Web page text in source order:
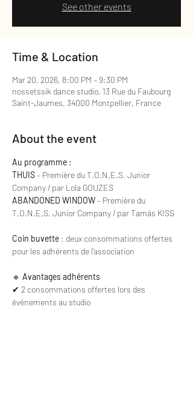
See other events
Time & Location
Mar 20, 2026, 8:00 PM – 9:30 PM
nossetssik dance studio, 13 Rue du Faubourg
Saint-Jaumes, 34000 Montpellier, France
About the event
Au programme :
THUIS – Première du T.O.N.E.S. Junior
Company / par Lola GOUZES
ABANDONED WINDOW – Première du
T.O.N.E.S. Junior Company / par Tamás KISS
Coin buvette : deux consommations offertes
pour les adhérents de l’association
🔹 Avantages adhérents
✔ 2 consommations offertes lors des
événements au studio